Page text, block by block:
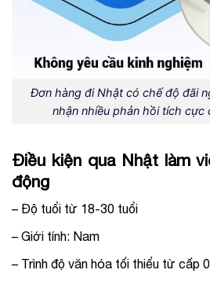
Đơn hàng đi Nhật có chế độ đãi
nhận nhiều phản hồi tích cực
Điều kiện qua Nhật làm
động
– Độ tuổi từ 18-30 tuổi
– Giới tính: Nam
– Trình độ văn hóa tối thiểu từ cấp